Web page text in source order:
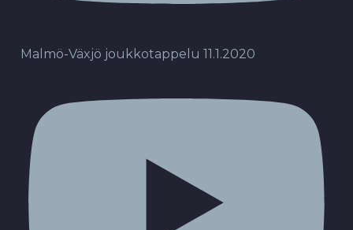
Malmö-Växjö joukkotappelu 11.1.2020